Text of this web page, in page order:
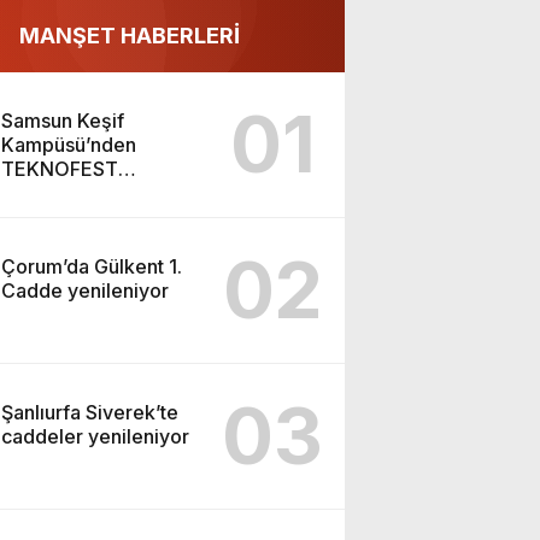
MANŞET HABERLERİ
Samsun Keşif
Kampüsü’nden
TEKNOFEST
01
Çorum’da Gülkent 1.
Cadde yenileniyor
02
Şanlıurfa Siverek’te
caddeler yenileniyor
03